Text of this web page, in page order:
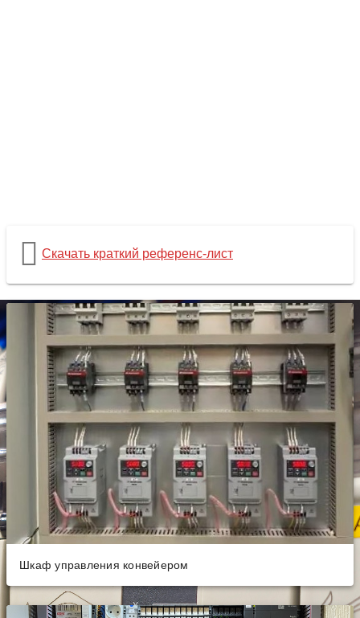
Скачать краткий референс-лист
Шкаф управления конвейером